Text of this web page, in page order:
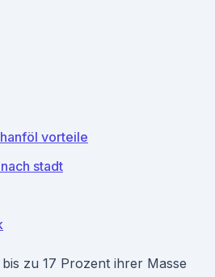
vorteile
stadt
zu 17 Prozent ihrer Masse